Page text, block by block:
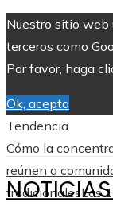
Nuestro sitio web
terceros como
Por favor, haga
Ok, acepto
Tendencia
Cómo la
reúnen a
tradicionalesLas